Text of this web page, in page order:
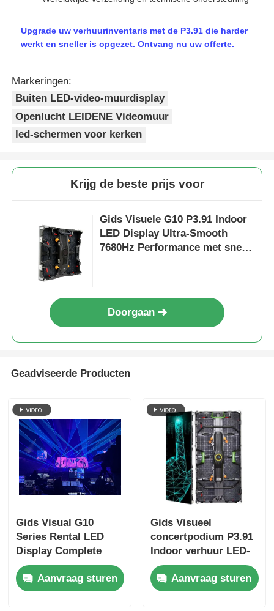
Upgrade uw verhuurinventaris met de P3.91 die harder
werkt en sneller is opgezet. Ontvang nu uw offerte.
Markeringen:
Buiten LED-video-muurdisplay
Openlucht LEIDENE Videomuur
led-schermen voor kerken
Krijg de beste prijs voor
Gids Visuele G10 P3.91 Indoor
LED Display Ultra-Smooth
7680Hz Performance met snelle
Doorgaan
Geadviseerde Producten
Gids Visual G10
Series Rental LED
Display Complete
Range P2.6 tot en met
P4.81, Verwisselbare
kasten
Aanvraag sturen
Gids Visueel
concertpodium P3.91
Indoor verhuur LED-
display voor
rondleidingen, Quick
Lock Dual Backup
Aanvraag sturen